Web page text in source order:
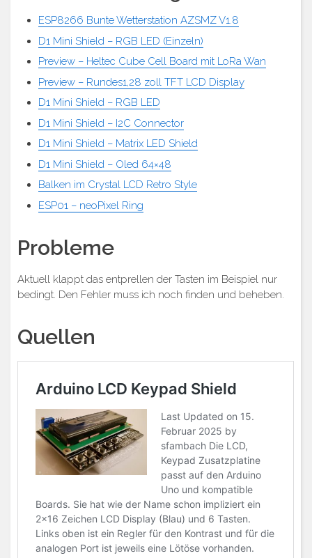
ESP8266 Bunte Wetterstation AZSMZ V1.8
D1 Mini Shield – RGB LED (Einzeln)
Preview – Heltec Cube Cell Board mit LoRa Wan
Preview – Rundes1,28 zoll TFT LCD Display
D1 Mini Shield – RGB LED
D1 Mini Shield – I2C Connector
D1 Mini Shield – Matrix LED Shield
D1 Mini Shield – Oled 64×48
Balken im Crystal LCD Retro Style
ESP01 – neoPixel Ring
Probleme
Aktuell klappt das entprellen der Tasten im Beispiel nur
bedingt. Den Fehler muss ich noch finden und beheben.
Quellen